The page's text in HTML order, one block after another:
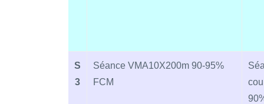
S
3
Séance VMA10X200m 90-95%
FCM